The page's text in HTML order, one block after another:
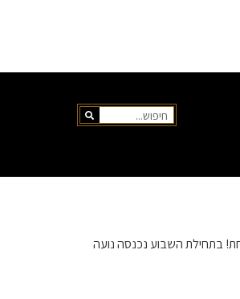
בתחילת השבוע נכנסה נועה